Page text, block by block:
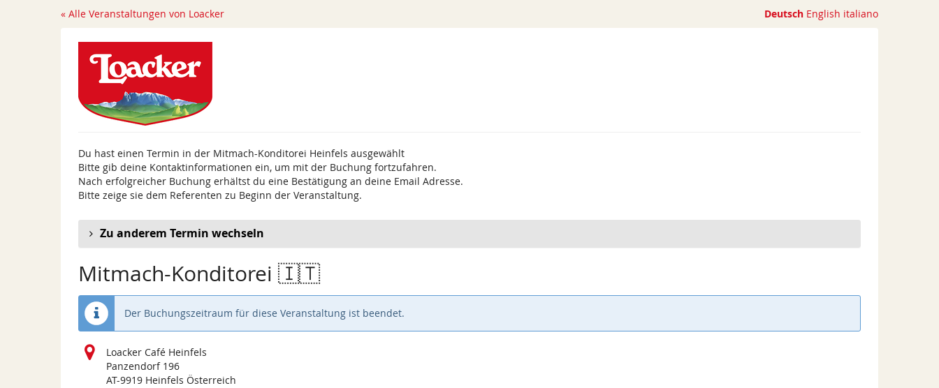
Deutsch English italiano
« Alle Veranstaltungen von Loacker
Du hast einen Termin in der Mitmach-Konditorei Heinfels ausgewählt
Bitte gib deine Kontaktinformationen ein, um mit der Buchung fortzufahren.
Nach erfolgreicher Buchung erhältst du eine Bestätigung an deine Email Adresse.
Bitte zeige sie dem Referenten zu Beginn der Veranstaltung.
Zu anderem Termin wechseln
Mitmach-Konditorei 🇮🇹
Der Buchungszeitraum für diese Veranstaltung ist beendet.
Loacker Café Heinfels
Panzendorf 196
AT-9919 Heinfels Österreich